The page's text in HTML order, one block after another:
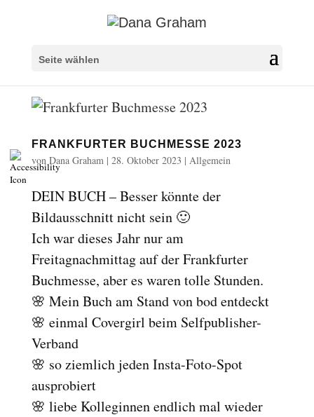
Seite wählen
FRANKFURTER BUCHMESSE 2023
von Dana Graham| 28. Oktober 2023 | Allgemein
DEIN BUCH – Besser könnte der
Bildausschnitt nicht sein 🙂
Ich war dieses Jahr nur am
Freitagnachmittag auf der Frankfurter
Buchmesse, aber es waren tolle Stunden.
🌸 Mein Buch am Stand von bod entdeckt
🌸 einmal Covergirl beim Selfpublisher-
Verband
🌸 so ziemlich jeden Insta-Foto-Spot
ausprobiert
🌸 liebe Kolleginnen endlich mal wieder
Überschriften markieren
settings
zoom_out Herauszoomen
remove_circle_outline
add_circle_outline
spellcheck Lesbare Schriftart
Heller Kontrast
format_underlined
font_download Links markieren
Reset
options
cached